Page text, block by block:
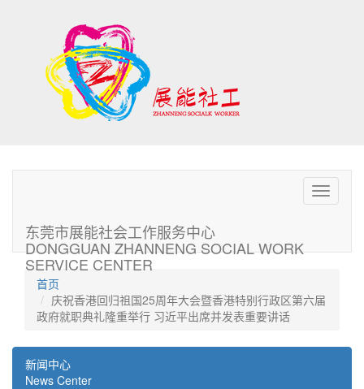
Toggle
东莞市展能社会工作服务中心
DONGGUAN ZHANNENG SOCIAL WORK
SERVICE CENTER
首页
庆祝香港回归祖国25周年大会暨香港特别行政区第六届
政府就职典礼隆重举行 习近平出席并发表重要讲话
新闻中心
News Center